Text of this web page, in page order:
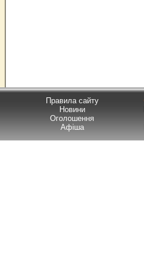
Правила сайту
Новини
Оголошення
Афіша